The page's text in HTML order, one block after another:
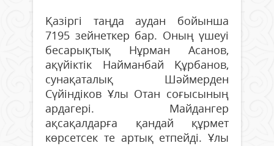
Қазіргі таңда аудан бойынша
7195 зейнеткер бар. Оның үшеуі
бесарықтық Нұрман Асанов,
ақүйіктік Найманбай Құрбанов,
сунақаталық Шәймерден
Сүйіндіков Ұлы Отан соғысының
ардагері. Майдангер
ақсақалдарға қандай құрмет
көрсетсек те артық етпейді. Ұлы